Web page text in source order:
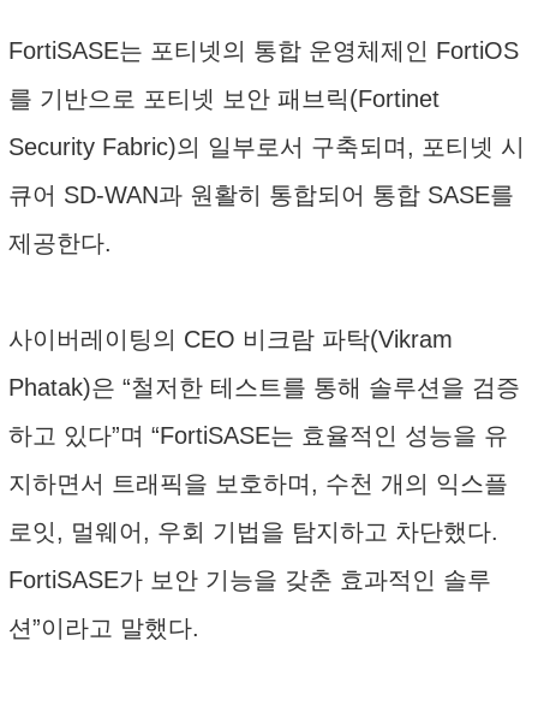
FortiSASE는 포티넷의 통합 운영체제인 FortiOS
를 기반으로 포티넷 보안 패브릭(Fortinet
Security Fabric)의 일부로서 구축되며, 포티넷 시
큐어 SD-WAN과 원활히 통합되어 통합 SASE를
제공한다.
사이버레이팅의 CEO 비크람 파탁(Vikram
Phatak)은 “철저한 테스트를 통해 솔루션을 검증
하고 있다”며 “FortiSASE는 효율적인 성능을 유
지하면서 트래픽을 보호하며, 수천 개의 익스플
로잇, 멀웨어, 우회 기법을 탐지하고 차단했다.
FortiSASE가 보안 기능을 갖춘 효과적인 솔루
션”이라고 말했다.